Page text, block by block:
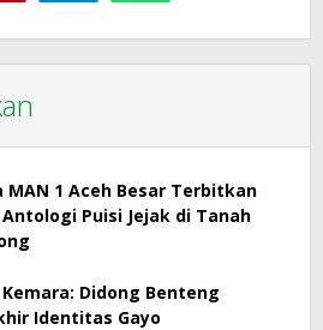
MAN 1 Aceh Besar Terbitkan
Antologi Puisi Jejak di Tanah
Didong Benteng
Identitas Gayo